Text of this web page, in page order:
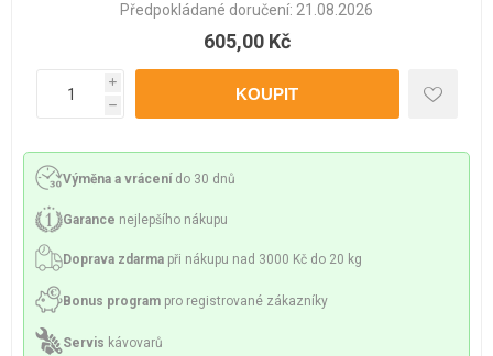
Předpokládané doručení: 21.08.2026
605,00 Kč
i
h
Výměna a vrácení do 30 dnů
Garance nejlepšího nákupu
Doprava zdarma při nákupu nad 3000 Kč do 20 kg
Bonus program pro registrované zákazníky
Servis kávovarů